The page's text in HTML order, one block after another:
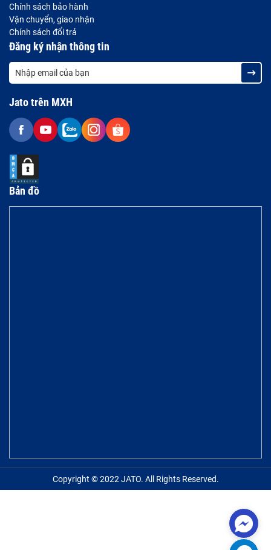
Chính sách bảo hành
Vận chuyển, giao nhận
Chính sách đổi trả
Đăng ký nhận thông tin
Jato trên MXH
Bản đồ
Copyright © 2022 JATO. All Rights Reserved.